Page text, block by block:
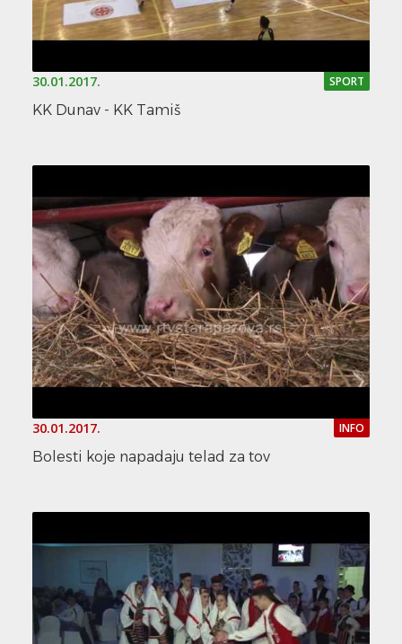
30.01.2017. SPORT
KK Dunav - KK Tamiš
30.01.2017. INFO
Bolesti koje napadaju telad za tov